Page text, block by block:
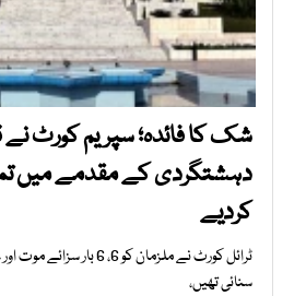
شک کا فائدہ؛ سپریم کورٹ نے
دہشتگردی کے مقدمے میں
کردیے
ٹرائل کورٹ نے ملزمان کو 6، 6
سنائی تھیں،